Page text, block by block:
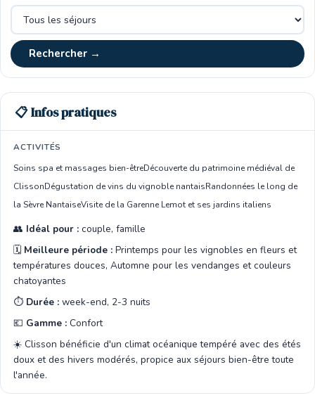
Rechercher →
📋 Infos pratiques
ACTIVITÉS
Soins spa et massages bien-êtreDécouverte du patrimoine médiéval de
ClissonDégustation de vins du vignoble nantaisRandonnées le long de
la Sèvre NantaiseVisite de la Garenne Lemot et ses jardins italiens
👥 Idéal pour : couple, famille
🗓️ Meilleure période : Printemps pour les vignobles en fleurs et
températures douces, Automne pour les vendanges et couleurs
chatoyantes
⏱️ Durée : week-end, 2-3 nuits
💶 Gamme : Confort
☀️ Clisson bénéficie d'un climat océanique tempéré avec des étés
doux et des hivers modérés, propice aux séjours bien-être toute
l'année.